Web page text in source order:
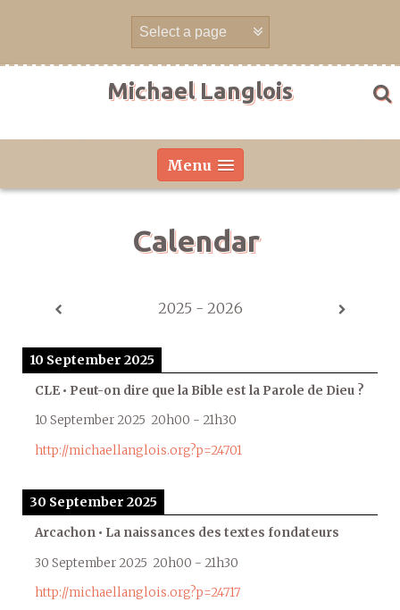
Michael Langlois
Menu
Calendar
2025 - 2026
10 September 2025
CLE • Peut-on dire que la Bible est la Parole de Dieu ?
10 September 2025 20h00 - 21h30
http://michaellanglois.org?p=24701
30 September 2025
Arcachon • La naissances des textes fondateurs
30 September 2025 20h00 - 21h30
http://michaellanglois.org?p=24717